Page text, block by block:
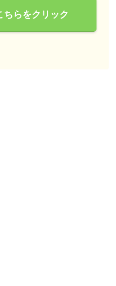
ちらをクリック